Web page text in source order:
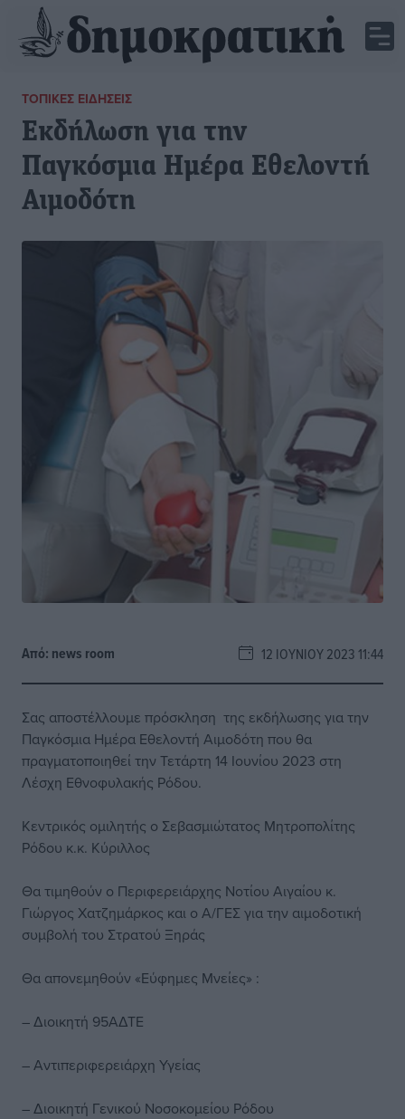
ΤΟΠΙΚΈΣ ΕΙΔΉΣΕΙΣ
Εκδήλωση για την
Παγκόσμια Ημέρα Εθελοντή
Αιμοδότη
Από: news room 12 ΙΟΥΝΊΟΥ 2023 11:44
Σας αποστέλλουμε πρόσκληση της εκδήλωσης για την
Παγκόσμια Ημέρα Εθελοντή Αιμοδότη που θα
πραγματοποιηθεί την Τετάρτη 14 Ιουνίου 2023 στη
Λέσχη Εθνοφυλακής Ρόδου.
Κεντρικός ομιλητής ο Σεβασμιώτατος Μητροπολίτης
Ρόδου κ.κ. Κύριλλος
Θα τιμηθούν ο Περιφερειάρχης Νοτίου Αιγαίου κ.
Γιώργος Χατζημάρκος και ο Α/ΓΕΣ για την αιμοδοτική
συμβολή του Στρατού Ξηράς
Θα απονεμηθούν «Εύφημες Μνείες» :
– Διοικητή 95ΑΔΤΕ
– Αντιπεριφερειάρχη Υγείας
– Διοικητή Γενικού Νοσοκομείου Ρόδου